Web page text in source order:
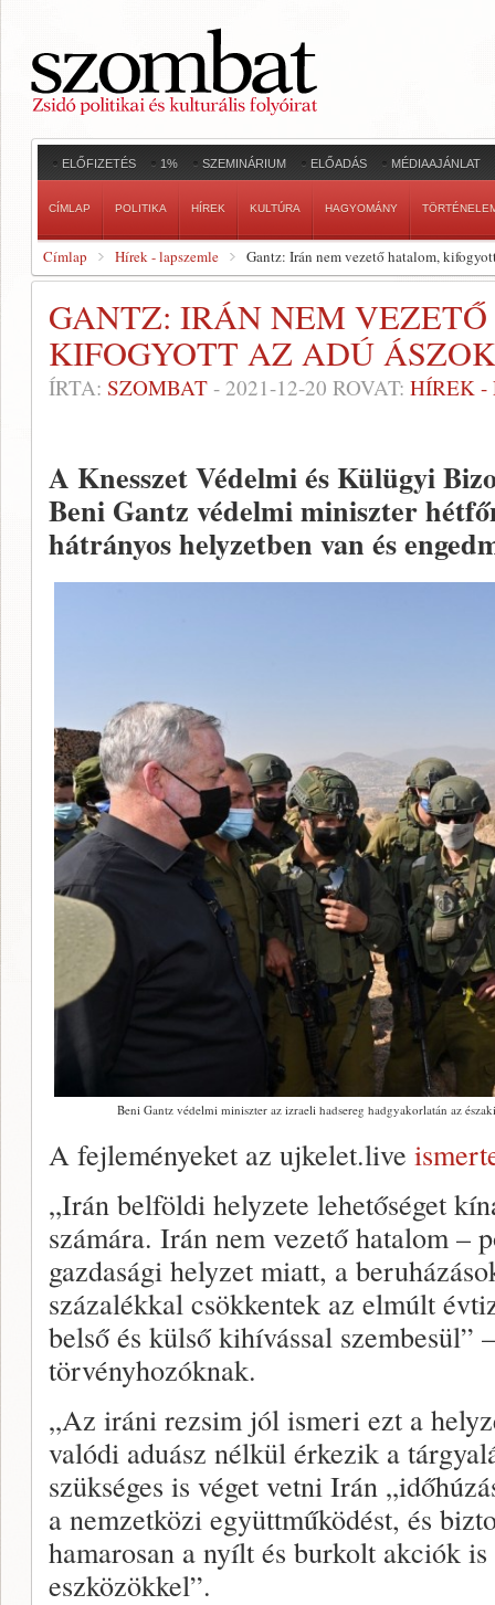
ELŐFIZETÉS 1% SZEMINÁRIUM ELŐADÁS MÉDIAAJÁNLAT
CÍMLAP POLITIKA HÍREK KULTÚRA HAGYOMÁNY
Címlap Hírek - lapszemle Gantz: Irán nem vezető hatalom,
GANTZ: IRÁN NEM
KIFOGYOTT AZ ADÚ
ÍRTA: SZOMBAT - 2021-12-20 ROVAT: HÍREK -
A Knesszet Védelmi és Külügyi
Beni Gantz védelmi miniszter
hátrányos helyzetben van és
Beni Gantz védelmi miniszter az izraeli hadsereg hadgyakorlatán az
A fejleményeket az ujkelet.live
„Irán belföldi helyzete lehetőséget
számára. Irán nem vezető hatalom –
gazdasági helyzet miatt, a
százalékkal csökkentek az elmúlt
belső és külső kihívással szembesül”
törvényhozóknak.
„Az iráni rezsim jól ismeri ezt a
valódi aduász nélkül érkezik a
szükséges is véget vetni Irán
a nemzetközi együttműködést, és
hamarosan a nyílt és burkolt akciók
eszközökkel”.